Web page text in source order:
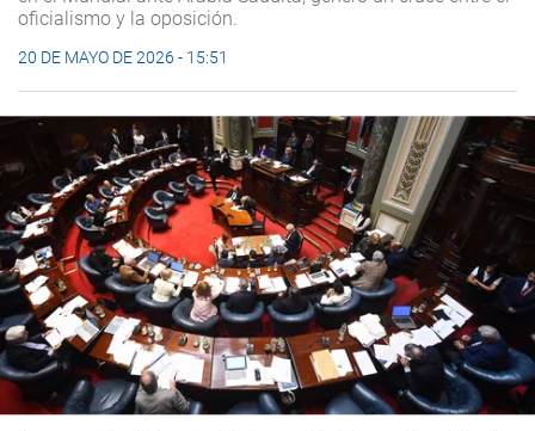
oficialismo y la oposición.
20 DE MAYO DE 2026 - 15:51